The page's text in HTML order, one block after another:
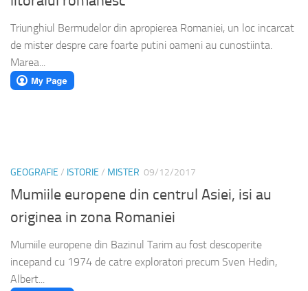
Triunghiul Bermudelor din apropierea Romaniei, un loc incarcat
de mister despre care foarte putini oameni au cunostiinta.
Marea...
GEOGRAFIE / ISTORIE / MISTER 09/12/2017
Mumiile europene din centrul Asiei, isi au
originea in zona Romaniei
Mumiile europene din Bazinul Tarim au fost descoperite
incepand cu 1974 de catre exploratori precum Sven Hedin,
Albert...